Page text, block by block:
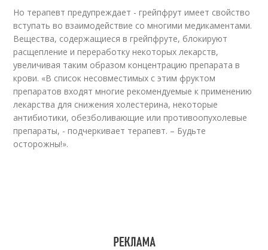
Но терапевт предупреждает - грейпфрут имеет свойство
вступать во взаимодействие со многими медикаментами.
Вещества, содержащиеся в грейпфруте, блокируют
расщепление и переработку некоторых лекарств,
увеличивая таким образом концентрацию препарата в
крови. «В список несовместимых с этим фруктом
препаратов входят многие рекомендуемые к применению
лекарства для снижения холестерина, некоторые
антибиотики, обезболивающие или противоопухолевые
препараты, - подчеркивает терапевт. – Будьте
осторожны!».